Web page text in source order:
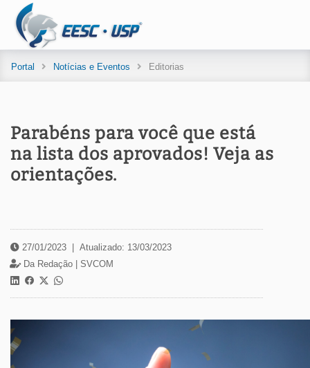
Portal Notícias e Eventos Editorias
Parabéns para você que está
na lista dos aprovados! Veja as
orientações.
27/01/2023
Atualizado: 13/03/2023
Da Redação | SVCOM